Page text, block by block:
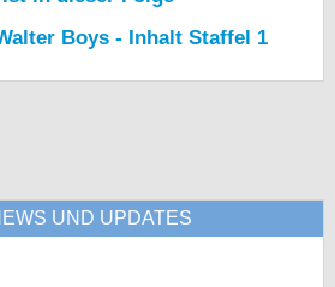
Boys - Inhalt Staffel 1
UND UPDATES